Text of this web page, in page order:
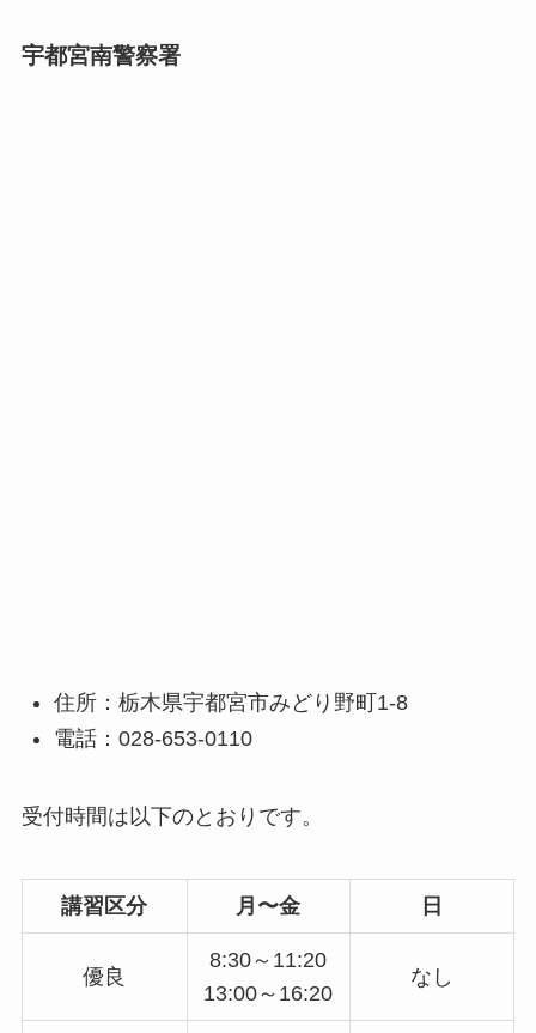
宇都宮南警察署
住所：栃木県宇都宮市みどり野町1-8
電話：028-653-0110
受付時間は以下のとおりです。
講習区分 月〜金 日
優良
8:30～11:20
13:00～16:20
なし